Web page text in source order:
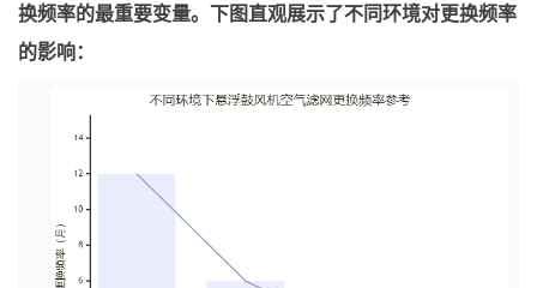
换频率的最重要变量。下图直观展示了不同环境对更换频率
的影响：